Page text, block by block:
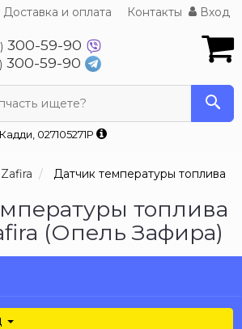
Доставка и оплата Контакты Вход
300-59-90
300-59-90
ищете?
027105271P
Zafira Датчик температуры топлива
топлива
(Опель Зафира)